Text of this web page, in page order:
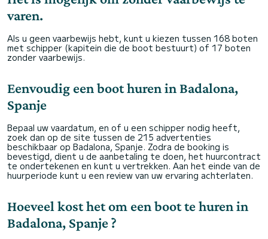
varen.
Als u geen vaarbewijs hebt, kunt u kiezen tussen 168 boten
met schipper (kapitein die de boot bestuurt) of 17 boten
zonder vaarbewijs.
Eenvoudig een boot huren in Badalona,
Spanje
Bepaal uw vaardatum, en of u een schipper nodig heeft,
zoek dan op de site tussen de 215 advertenties
beschikbaar op Badalona, Spanje. Zodra de booking is
bevestigd, dient u de aanbetaling te doen, het huurcontract
te ondertekenen en kunt u vertrekken. Aan het einde van de
huurperiode kunt u een review van uw ervaring achterlaten.
Hoeveel kost het om een boot te huren in
Badalona, Spanje ?